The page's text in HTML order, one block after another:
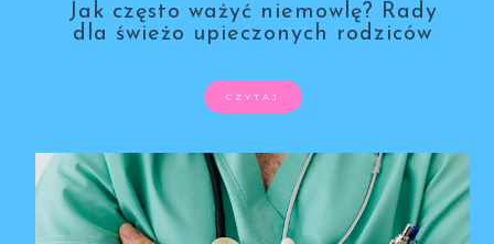
Jak często ważyć niemowlę? Rady
dla świeżo upieczonych rodziców
CZYTAJ